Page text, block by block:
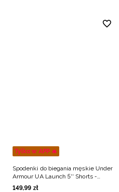
Tylko w APP 🔥
Spodenki do biegania męskie Under
Armour UA Launch 5'' Shorts -
czarne
149,99 zł